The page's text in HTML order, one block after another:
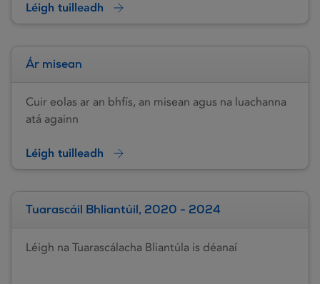
Léigh tuilleadh
Ár misean
Cuir eolas ar an bhfís, an misean agus na luachanna
atá againn
Léigh tuilleadh
Tuarascáil Bhliantúil, 2020 - 2024
Léigh na Tuarascálacha Bliantúla is déanaí